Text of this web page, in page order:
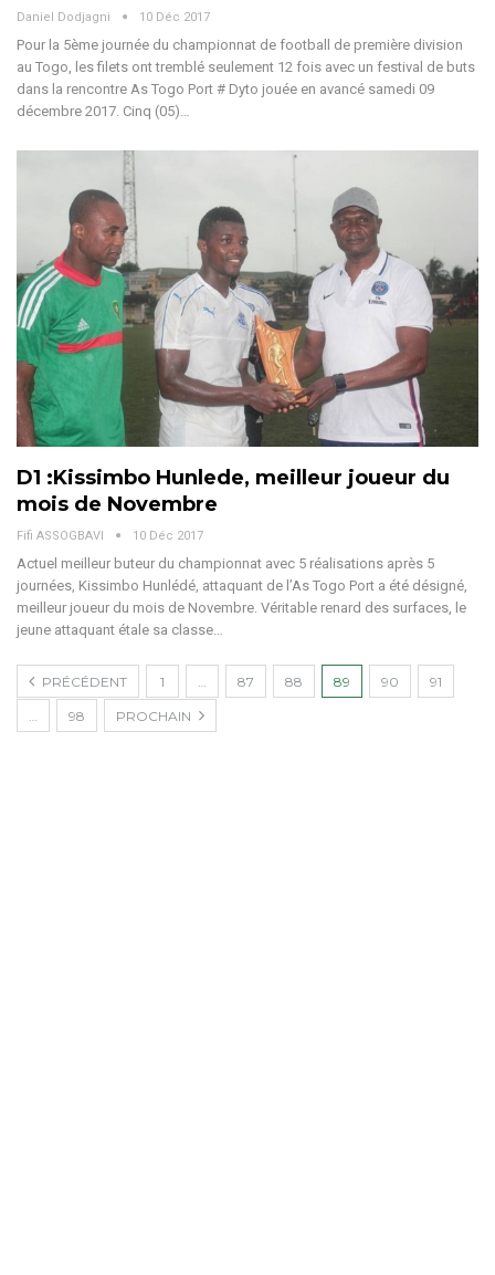
Daniel Dodjagni 10 Déc 2017
Pour la 5ème journée du championnat de football de première division
au Togo, les filets ont tremblé seulement 12 fois avec un festival de buts
dans la rencontre As Togo Port # Dyto jouée en avancé samedi 09
décembre 2017. Cinq (05)…
D1 :Kissimbo Hunlede, meilleur joueur du
mois de Novembre
Fifi ASSOGBAVI 10 Déc 2017
Actuel meilleur buteur du championnat avec 5 réalisations après 5
journées, Kissimbo Hunlédé, attaquant de l’As Togo Port a été désigné,
meilleur joueur du mois de Novembre. Véritable renard des surfaces, le
jeune attaquant étale sa classe…
PRÉCÉDENT 1 87 88 89 90 91
98 PROCHAIN